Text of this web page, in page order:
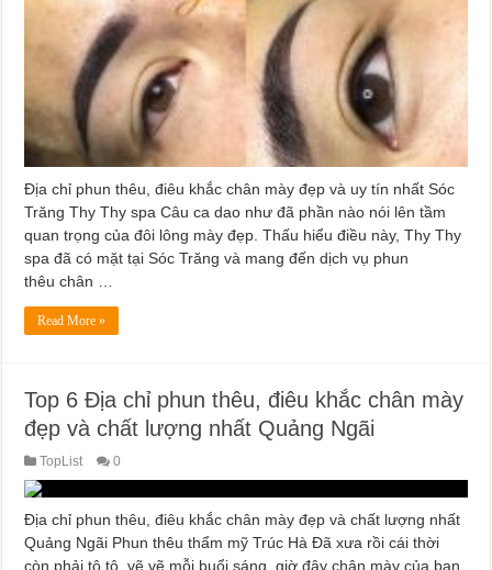
Địa chỉ phun thêu, điêu khắc chân mày đẹp và uy tín nhất Sóc
Trăng Thy Thy spa Câu ca dao như đã phần nào nói lên tầm
quan trọng của đôi lông mày đẹp. Thấu hiểu điều này, Thy Thy
spa đã có mặt tại Sóc Trăng và mang đến dịch vụ phun
thêu chân …
Read More »
Top 6 Địa chỉ phun thêu, điêu khắc chân mày
đẹp và chất lượng nhất Quảng Ngãi
TopList 0
Địa chỉ phun thêu, điêu khắc chân mày đẹp và chất lượng nhất
Quảng Ngãi Phun thêu thẩm mỹ Trúc Hà Đã xưa rồi cái thời
còn phải tô tô, vẽ vẽ mỗi buổi sáng, giờ đây chân mày của bạn